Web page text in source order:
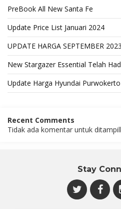
PreBook All New Santa Fe
Update Price List Januari 2024
UPDATE HARGA SEPTEMBER 2023
New Stargazer Essential Telah
Update Harga Hyundai
Recent Comments
Tidak ada komentar untuk
Stay